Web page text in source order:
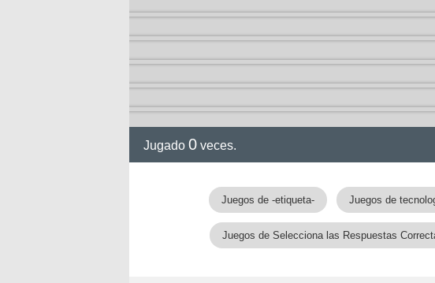
Jugado 0 veces.
Juegos de -etiqueta- Juegos de
Juegos de Selecciona las Respuestas